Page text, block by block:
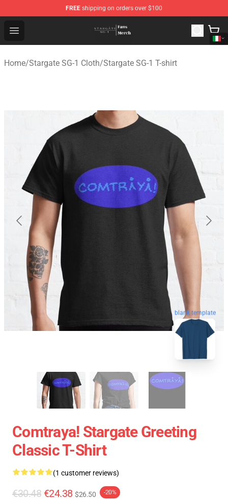
FREE shipping on orders over $100
Open menu
Stargate SG-1 Store - Official Stargate SG-1
Home/Stargate SG-1 Cloth/Stargate SG-1 T-shirt
blank template
Comtraya! Stargate Greeting
Classic T-Shirt
(1 customer reviews)
€30.48 €24.38 $26.50 -20%